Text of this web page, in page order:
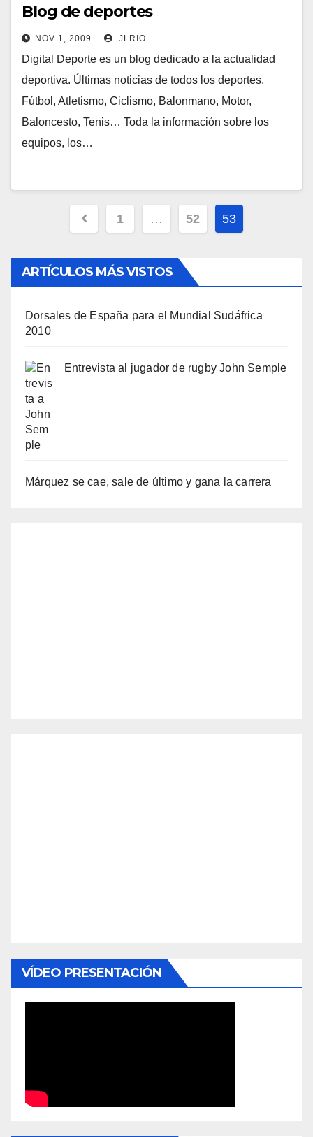
Blog de deportes
NOV 1, 2009 JLRIO
Digital Deporte es un blog dedicado a la actualidad
deportiva. Últimas noticias de todos los deportes,
Fútbol, Atletismo, Ciclismo, Balonmano, Motor,
Baloncesto, Tenis… Toda la información sobre los
equipos, los…
Navegación
entradas
1 … 52 53
ARTÍCULOS MÁS VISTOS
Dorsales de España para el Mundial Sudáfrica
2010
Entrevista al jugador de rugby John Semple
Márquez se cae, sale de último y gana la carrera
VÍDEO PRESENTACIÓN